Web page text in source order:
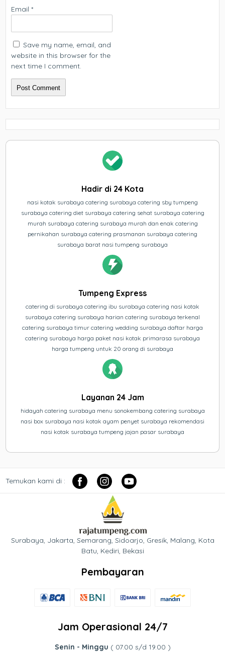
Email*
Save my name, email, and
website in this browser for the
next time I comment.
Hadir di 24 Kota
nasi kotak surabaya catering surabaya catering sby tumpeng
surabaya catering diet surabaya catering sehat surabaya catering
murah surabaya catering surabaya murah dan enak catering
pernikahan surabaya catering prasmanan surabaya catering
surabaya barat nasi tumpeng surabaya
Tumpeng Express
catering di surabaya catering ibu surabaya catering nasi kotak
surabaya catering surabaya harian catering surabaya terkenal
catering surabaya timur catering wedding surabaya daftar harga
catering surabaya harga paket nasi kotak primarasa surabaya
harga tumpeng untuk 20 orang di surabaya
Layanan 24 Jam
hidayah catering surabaya menu sonokembang catering surabaya
nasi box surabaya nasi kotak ayam penyet surabaya rekomendasi
nasi kotak surabaya tumpeng jajan pasar surabaya
Temukan kami di :
Surabaya, Jakarta, Semarang, Sidoarjo, Gresik, Malang, Kota
Batu, Kediri, Bekasi
Pembayaran
Jam Operasional 24/7
Senin - Minggu ( 07.00 s/d 19.00 )